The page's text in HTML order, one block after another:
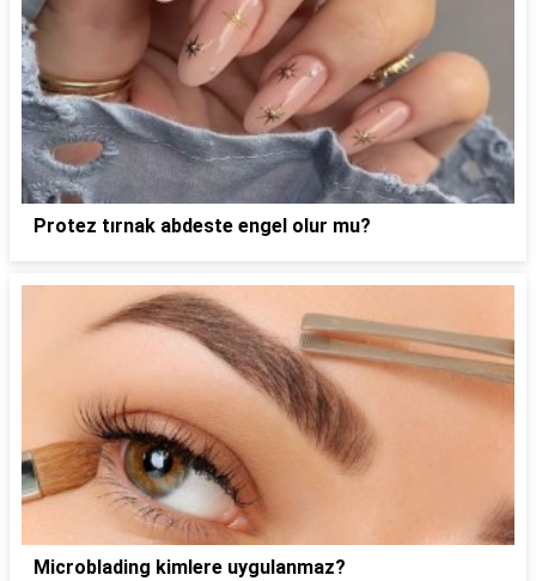
Protez tırnak abdeste engel olur mu?
Microblading kimlere uygulanmaz?